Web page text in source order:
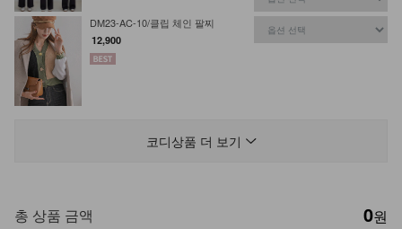
DM23-AC-10/클립 체인 팔찌
12,900
36%
코디상품 더 보기
총 상품 금액 0원